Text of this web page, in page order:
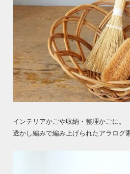
インテリアかごや収納・整理かごに。
透かし編みで編み上げられたアラログ